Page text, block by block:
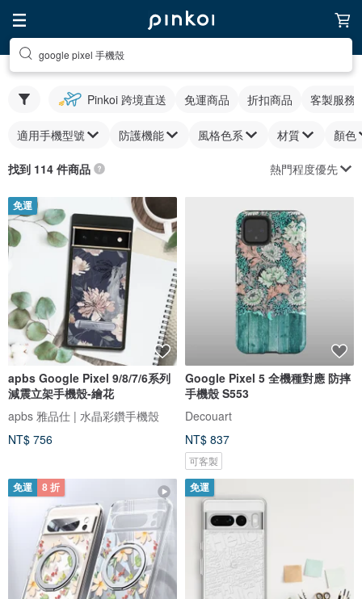
google pixel 手機殼
Pinkoi 跨境直送 免運商品 折扣商品 客製服務
適用手機型號 防護機能 風格色系 材質 顏色
找到 114 件商品 熱門程度優先
免運
apbs Google Pixel 9/8/7/6系列
減震立架手機殼-繪花
apbs 雅品仕 | 水晶彩鑽手機殼
NT$ 756
Google Pixel 5 全機種對應 防摔
手機殼 S553
Decouart
NT$ 837
可客製
免運 8 折 免運